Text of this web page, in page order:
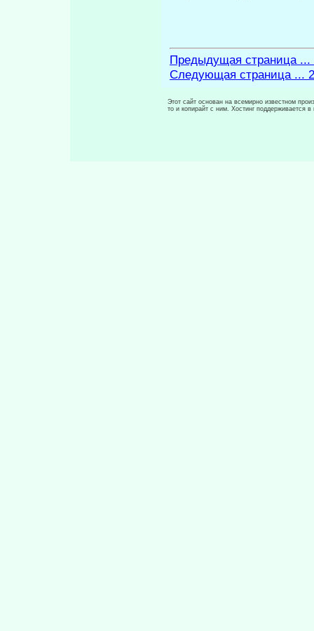
Предыдущая страница ...
Следующая страница ...
Этот сайт основан на всемирно известном
то и копирайт с ним. Хостинг поддерживается